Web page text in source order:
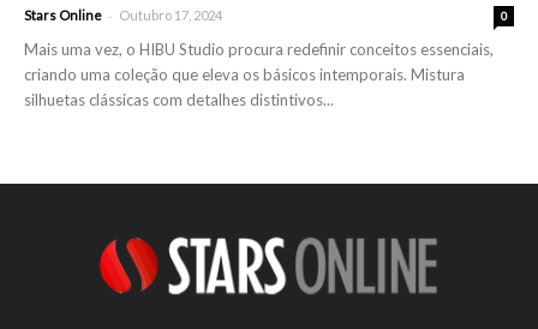
Stars Online - Outubro 17, 2024 0
Mais uma vez, o HIBU Studio procura redefinir conceitos essenciais,
criando uma coleção que eleva os básicos intemporais. Mistura
silhuetas clássicas com detalhes distintivos...